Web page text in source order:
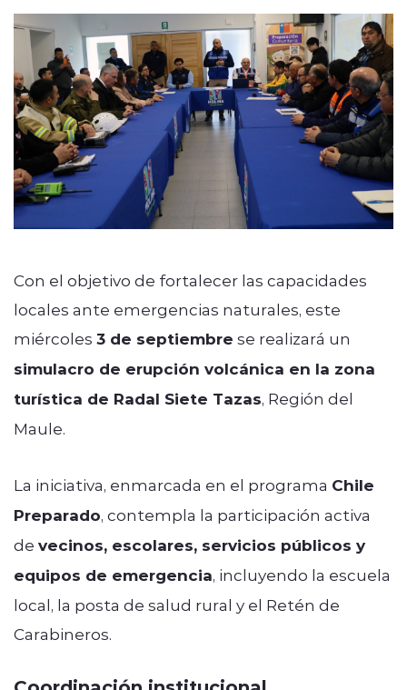
Con el objetivo de fortalecer las capacidades
locales ante emergencias naturales, este
miércoles 3 de septiembre se realizará un
simulacro de erupción volcánica en la zona
turística de Radal Siete Tazas, Región del
Maule.
La iniciativa, enmarcada en el programa Chile
Preparado, contempla la participación activa
de vecinos, escolares, servicios públicos y
equipos de emergencia, incluyendo la escuela
local, la posta de salud rural y el Retén de
Carabineros.